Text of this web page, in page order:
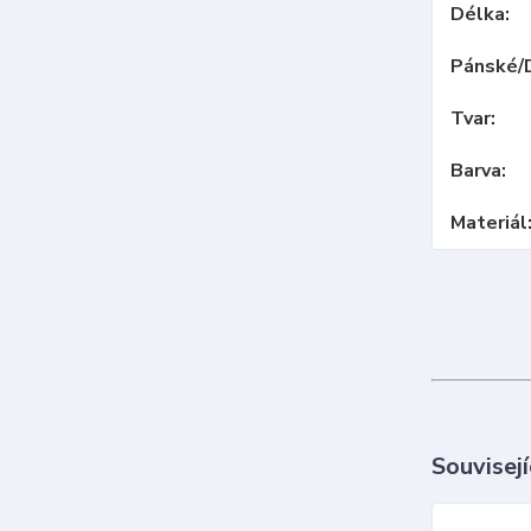
Délka
Pánské/
Tvar
Barva
Materiál